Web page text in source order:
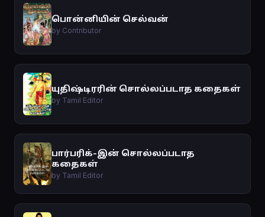
பொன்னியின் செல்வன்
by Contributor
யுதிஷ்டிரரின் சொல்லப்படாத கதைகள்
by Tamil Editor
பார்பரிக்-இன் சொல்லப்படாத
கதைகள்
by Tamil Editor